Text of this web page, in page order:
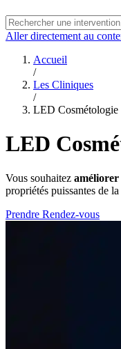
Aller directement au
Accueil
/
Les Cliniques
/
LED Cosmétologie
LED
Vous souhaitez améliorer
propriétés puissantes de
Prendre Rendez-vous